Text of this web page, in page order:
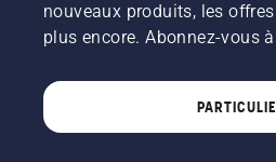
nouveaux produits, les
plus encore. Abonnez-vous